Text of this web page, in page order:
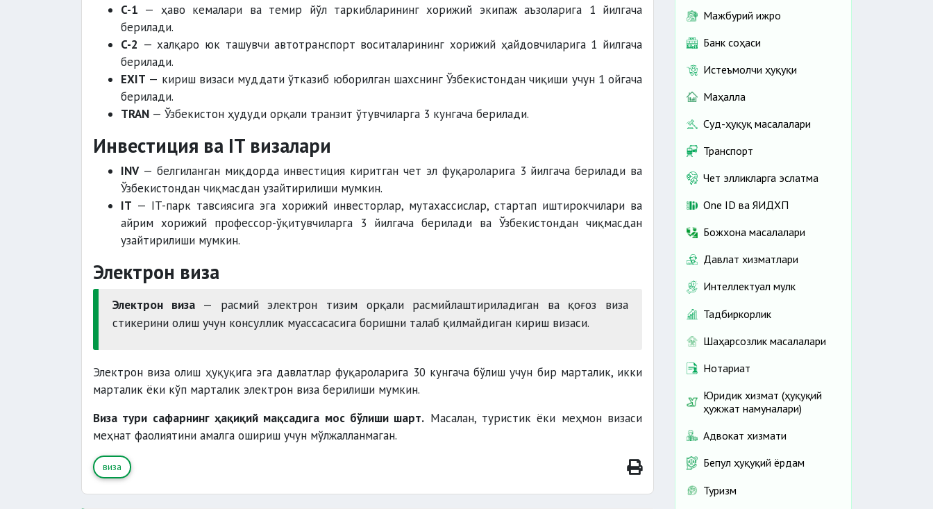
C-1 — ҳаво кемалари ва темир йўл таркибларининг хорижий экипаж аъзоларига 1 йилгача
берилади.
C-2 — халқаро юк ташувчи автотранспорт воситаларининг хорижий ҳайдовчиларига 1 йилгача
берилади.
EXIT — кириш визаси муддати ўтказиб юборилган шахснинг Ўзбекистондан чиқиши учун 1 ойгача
берилади.
TRAN — Ўзбекистон ҳудуди орқали транзит ўтувчиларга 3 кунгача берилади.
Инвестиция ва IT визалари
INV— белгиланган миқдорда инвестиция киритган чет эл фуқароларига 3 йилгача берилади ва
Ўзбекистондан чиқмасдан узайтирилиши мумкин.
IT — IT-парк тавсиясига эга хорижий инвесторлар, мутахассислар, стартап иштирокчилари ва
айрим хорижий профессор-ўқитувчиларга 3 йилгача берилади ва Ўзбекистондан чиқмасдан
узайтирилиши мумкин.
Электрон виза
Электрон виза— расмий электрон тизим орқали расмийлаштириладиган ва қоғоз виза
стикерини олиш учун консуллик муассасасига боришни талаб қилмайдиган кириш визаси.
Электрон виза олиш ҳуқуқига эга давлатлар фуқароларига 30 кунгача бўлиш учун бир марталик, икки
марталик ёки кўп марталик электрон виза берилиши мумкин.
Виза тури сафарнинг ҳақиқий мақсадига мос бўлиши шарт. Масалан, туристик ёки меҳмон визаси
меҳнат фаолиятини амалга ошириш учун мўлжалланмаган.
виза
Мажбурий ижро
Банк соҳаси
Истеъмолчи ҳуқуқи
Маҳалла
Суд-ҳуқуқ масалалари
Транспорт
Чет элликларга эслатма
One ID ва ЯИДХП
Божхона масалалари
Давлат хизматлари
Интеллектуал мулк
Тадбиркорлик
Шаҳарсозлик масалалари
Нотариат
Юридик хизмат (ҳуқуқий
ҳужжат намуналари)
Адвокат хизмати
Бепул ҳуқуқий ёрдам
Туризм